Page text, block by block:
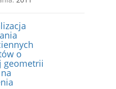
o
geometrii